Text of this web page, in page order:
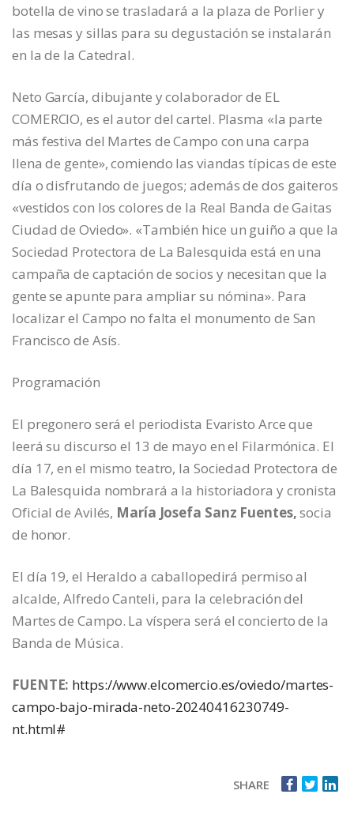
botella de vino se trasladará a la plaza de Porlier y
las mesas y sillas para su degustación se instalarán
en la de la Catedral.
Neto García, dibujante y colaborador de EL
COMERCIO, es el autor del cartel. Plasma «la parte
más festiva del Martes de Campo con una carpa
llena de gente», comiendo las viandas típicas de este
día o disfrutando de juegos; además de dos gaiteros
«vestidos con los colores de la Real Banda de Gaitas
Ciudad de Oviedo». «También hice un guiño a que la
Sociedad Protectora de La Balesquida está en una
campaña de captación de socios y necesitan que la
gente se apunte para ampliar su nómina». Para
localizar el Campo no falta el monumento de San
Francisco de Asís.
Programación
El pregonero será el periodista Evaristo Arce que
leerá su discurso el 13 de mayo en el Filarmónica. El
día 17, en el mismo teatro, la Sociedad Protectora de
La Balesquida nombrará a la historiadora y cronista
Oficial de Avilés, María Josefa Sanz Fuentes,socia
de honor.
El día 19, el Heraldo a caballopedirá permiso al
alcalde, Alfredo Canteli, para la celebración del
Martes de Campo. La víspera será el concierto de la
Banda de Música.
FUENTE: https://www.elcomercio.es/oviedo/martes-
campo-bajo-mirada-neto-20240416230749-
nt.html#
SHARE